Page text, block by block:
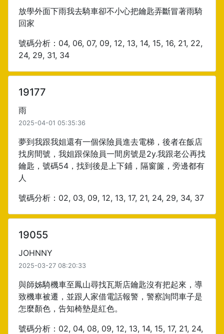
放學外面下雨我去騎車卻不小心把鑰匙弄斷冒著雨騎
回家
號碼分析：04, 06, 07, 09, 12, 13, 14, 15, 16, 21, 22,
24, 29, 31, 34
19177
雨
2025-04-01 05:35:36
夢到我跟我姐還有一個保險員進去電梯，後者在飯店
找房間號，我姐跟保險員一間房號是2y.我跟老公再找
鑰匙，號碼54，找到後是上下鋪，隔窗簾，旁邊都有
人
號碼分析：02, 03, 09, 12, 13, 17, 21, 24, 29, 34, 37
19055
JOHNNY
2025-03-27 08:20:33
與師姊騎機車至鳳山尋找瓦斯店鑰匙沒有把起來，導
致機車被遷，並跟人家借電話報警，警察詢問車子是
怎麼顏色，告知椅墊是紅色。
號碼分析：02, 04, 08, 09, 12, 13, 14, 15, 17, 21, 24,